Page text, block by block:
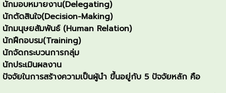
นักมอบหมายงาน(Delegating)
นักตัดสินใจ(Decision-Making)
นักมนุษยสัมพันธ์ (Human Relation)
นักฝึกอบรม(Training)
นักจัดกระบวนการกลุ่ม
นักประเมินผลงาน
ปัจจัยในการสร้างความเป็นผู้นำ ขึ้นอยู่กับ 5 ปัจจัยหลัก คือ